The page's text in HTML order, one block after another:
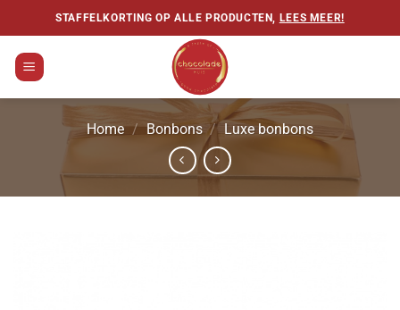
naar
inhoud
STAFFELKORTING OP ALLE PRODUCTEN, LEES MEER!
Home / Bonbons / Luxe bonbons